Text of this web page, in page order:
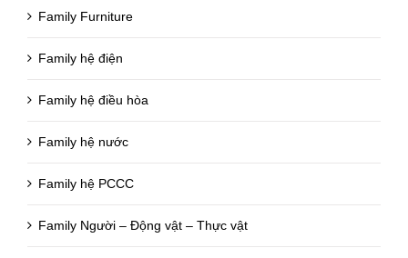
Family Furniture
Family hệ điện
Family hệ điều hòa
Family hệ nước
Family hệ PCCC
Family Người – Động vật – Thực vật